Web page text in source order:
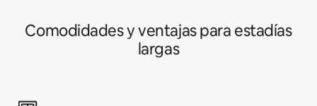
Comodidades y ventajas para estadías
largas